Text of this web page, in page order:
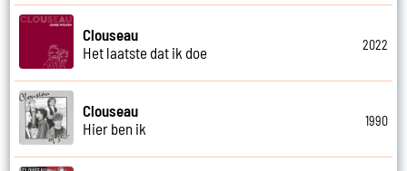
Clouseau
Het laatste dat ik doe
2022
Clouseau
Hier ben ik
1990